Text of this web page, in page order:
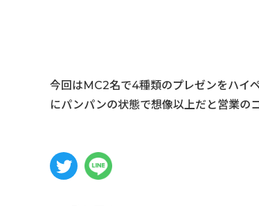
今回はMC2名で4種類のプレゼンをハイ
にパンパンの状態で想像以上だと営業の